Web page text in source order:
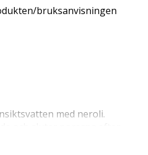
bruksanvisningen
med neroli.
och sluter porerna efter